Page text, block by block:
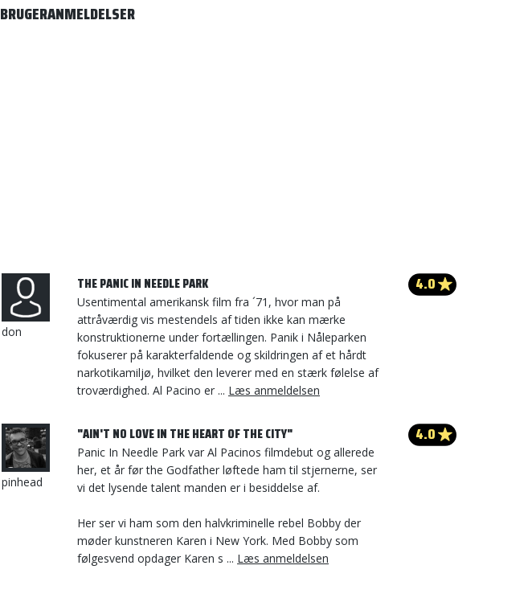
BRUGERANMELDELSER
don
THE PANIC IN NEEDLE PARK
Usentimental amerikansk film fra ´71, hvor man på
attråværdig vis mestendels af tiden ikke kan mærke
konstruktionerne under fortællingen. Panik i Nåleparken
fokuserer på karakterfaldende og skildringen af et hårdt
narkotikamiljø, hvilket den leverer med en stærk følelse af
troværdighed. Al Pacino er ... Læs anmeldelsen
4.0
pinhead
"AIN'T NO LOVE IN THE HEART OF THE CITY"
Panic In Needle Park var Al Pacinos filmdebut og allerede
her, et år før the Godfather løftede ham til stjernerne, ser
vi det lysende talent manden er i besiddelse af.
Her ser vi ham som den halvkriminelle rebel Bobby der
møder kunstneren Karen i New York. Med Bobby som
følgesvend opdager Karen s ... Læs anmeldelsen
4.0